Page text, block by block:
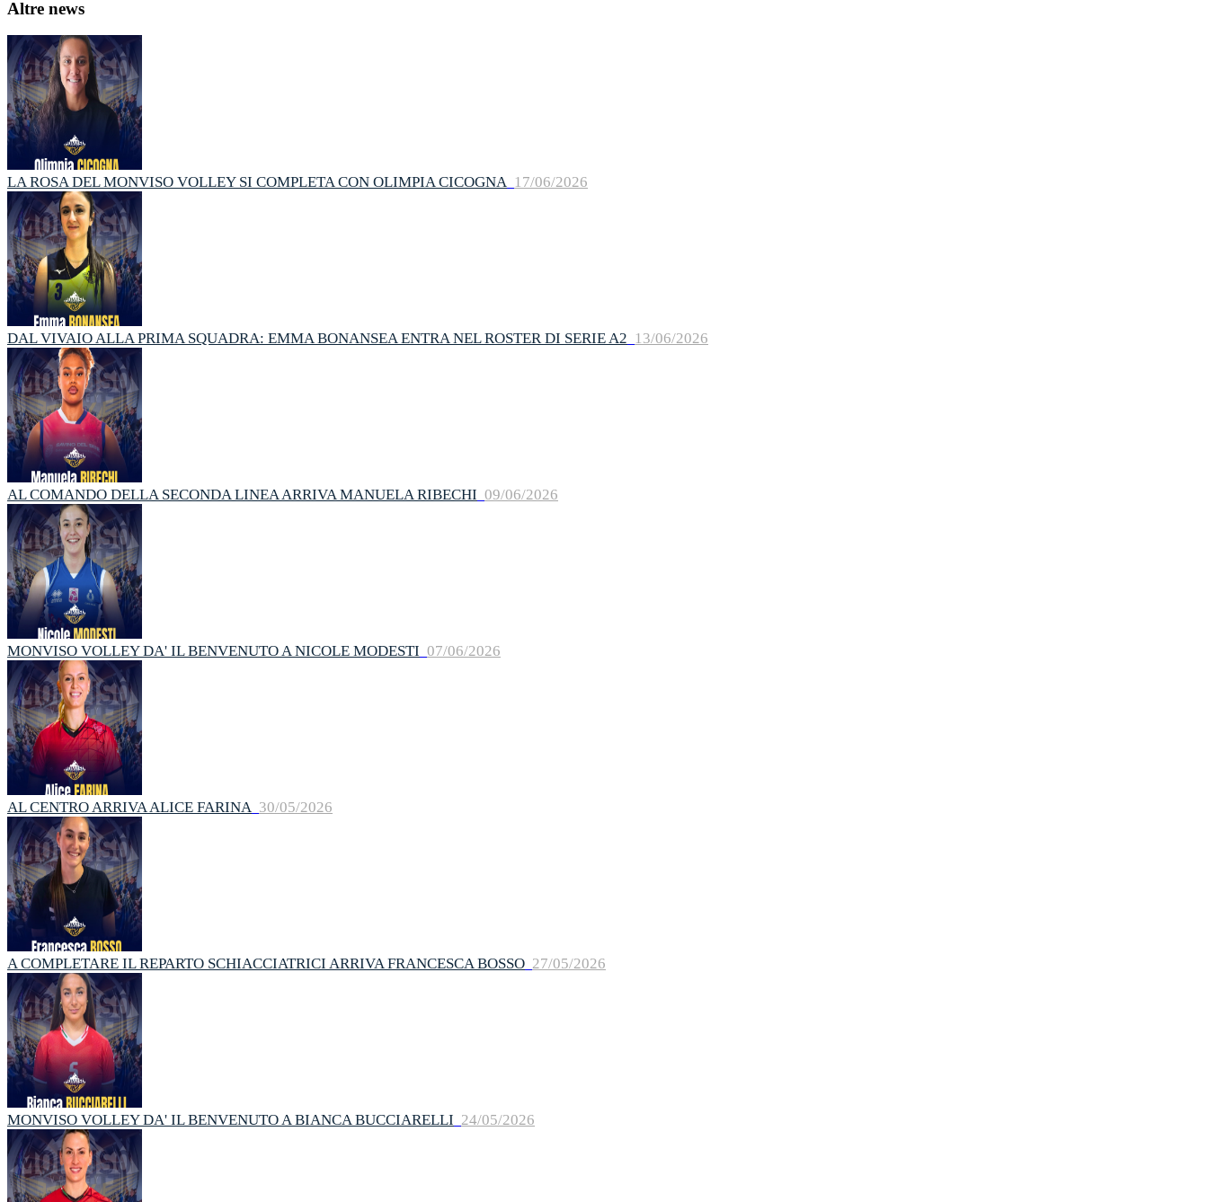
Altre news
LA ROSA DEL MONVISO VOLLEY SI COMPLETA CON OLIMPIA CICOGNA 17/06/2026
DAL VIVAIO ALLA PRIMA SQUADRA: EMMA BONANSEA ENTRA NEL ROSTER DI SERIE A2 13/06/2026
AL COMANDO DELLA SECONDA LINEA ARRIVA MANUELA RIBECHI 09/06/2026
MONVISO VOLLEY DA' IL BENVENUTO A NICOLE MODESTI 07/06/2026
AL CENTRO ARRIVA ALICE FARINA 30/05/2026
A COMPLETARE IL REPARTO SCHIACCIATRICI ARRIVA FRANCESCA BOSSO 27/05/2026
MONVISO VOLLEY DA' IL BENVENUTO A BIANCA BUCCIARELLI 24/05/2026